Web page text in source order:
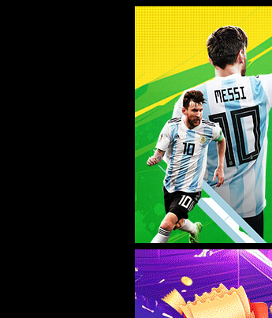
365(beat·中文)唯一官方网站
WTS-WAF拦截详情
出现该页面的原因:
1.你的请求是黑客攻击
2.你的请求合法但触发了安全规则,请提交问题反馈